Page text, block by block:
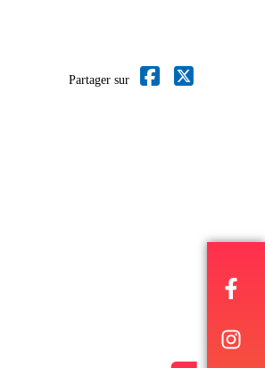
Partager sur